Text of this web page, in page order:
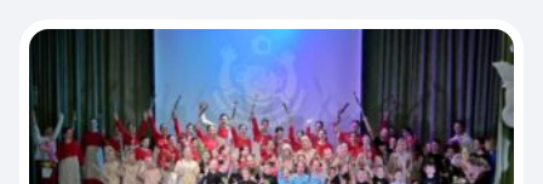
испытанием, поскольку пришлось выступать на
одной сцене с детьми из музыкальных школ
колледжа им. Ф. Шопена…